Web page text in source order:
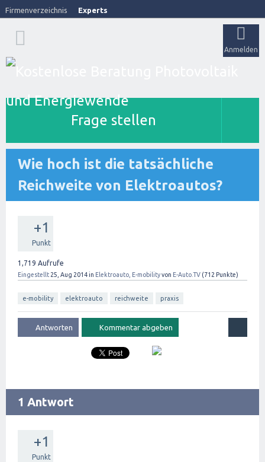
Firmenverzeichnis Experts
Anmelden
Frage stellen
Wie hoch ist die tatsächliche
Reichweite von Elektroautos?
+1
Punkt
1,719 Aufrufe
Eingestellt 25, Aug 2014in Elektroauto, E-mobilityvon E-Auto.TV (712 Punkte)
e-mobility elektroauto reichweite praxis
1 Antwort
+1
Punkt